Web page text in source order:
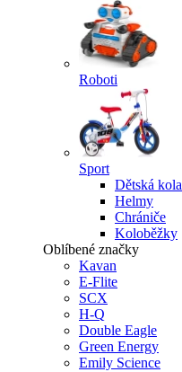
Roboti
Sport
Dětská kola
Helmy
Chrániče
Koloběžky
Oblíbené značky
Kavan
E-Flite
SCX
H-Q
Double Eagle
Green Energy
Emily Science